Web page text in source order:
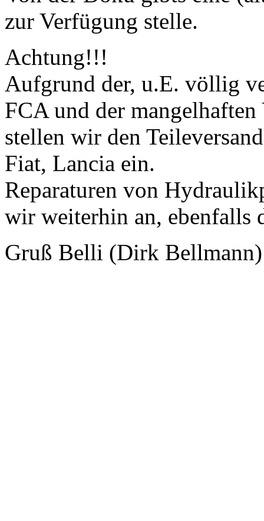
zur Verfügung stelle.
Achtung!!!
Aufgrund der, u.E. völlig
FCA und der
stellen wir den
Fiat, Lancia ein.
Reparaturen von
wir weiterhin an, ebenfalls
Gruß Belli (Dirk Bellmann)